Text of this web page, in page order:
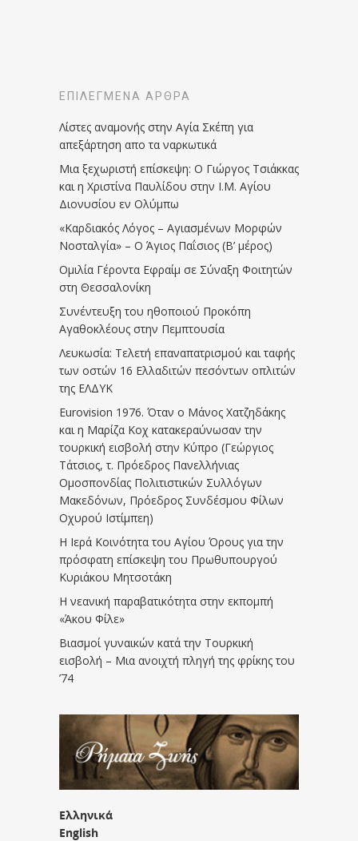
ΕΠΙΛΕΓΜΈΝΑ ΆΡΘΡΑ
Λίστες αναμονής στην Αγία Σκέπη για
απεξάρτηση απο τα ναρκωτικά
Μια ξεχωριστή επίσκεψη: Ο Γιώργος Τσιάκκας
και η Χριστίνα Παυλίδου στην Ι.Μ. Αγίου
Διονυσίου εν Ολύμπω
«Καρδιακός Λόγος – Αγιασμένων Μορφών
Νοσταλγία» – Ο Άγιος Παΐσιος (Β’ μέρος)
Ομιλία Γέροντα Εφραίμ σε Σύναξη Φοιτητών
στη Θεσσαλονίκη
Συνέντευξη του ηθοποιού Προκόπη
Αγαθοκλέους στην Πεμπτουσία
Λευκωσία: Τελετή επαναπατρισμού και ταφής
των οστών 16 Ελλαδιτών πεσόντων οπλιτών
της ΕΛΔΥΚ
Eurovision 1976. Όταν ο Μάνος Χατζηδάκης
και η Μαρίζα Κοχ κατακεραύνωσαν την
τουρκική εισβολή στην Κύπρο (Γεώργιος
Τάτσιος, τ. Πρόεδρος Πανελλήνιας
Ομοσπονδίας Πολιτιστικών Συλλόγων
Μακεδόνων, Πρόεδρος Συνδέσμου Φίλων
Οχυρού Ιστίμπεη)
Η Ιερά Κοινότητα του Αγίου Όρους για την
πρόσφατη επίσκεψη του Πρωθυπουργού
Κυριάκου Μητσοτάκη
Η νεανική παραβατικότητα στην εκπομπή
«Άκου Φίλε»
Βιασμοί γυναικών κατά την Τουρκική
εισβολή – Μια ανοιχτή πληγή της φρίκης του
’74
Ελληνικά
English